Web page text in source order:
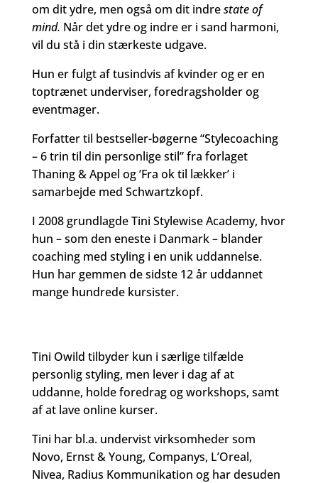
om dit ydre, men også om dit indrestate of
mind. Når det ydre og indre er i sand harmoni,
vil du stå i din stærkeste udgave.
Hun er fulgt af tusindvis af kvinder og er en
toptrænet underviser, foredragsholder og
eventmager.
Forfatter til bestseller-bøgerne “Stylecoaching
– 6 trin til din personlige stil” fra forlaget
Thaning & Appel og ’Fra ok til lækker’ i
samarbejde med Schwartzkopf.
I 2008 grundlagde Tini Stylewise Academy, hvor
hun – som den eneste i Danmark – blander
coaching med styling i en unik uddannelse.
Hun har gemmen de sidste 12 år uddannet
mange hundrede kursister.
Tini Owild tilbyder kun i særlige tilfælde
personlig styling, men lever i dag af at
uddanne, holde foredrag og workshops, samt
af at lave online kurser.
Tini har bl.a. undervist virksomheder som
Novo, Ernst & Young, Companys, L’Oreal,
Nivea, Radius Kommunikation og har desuden